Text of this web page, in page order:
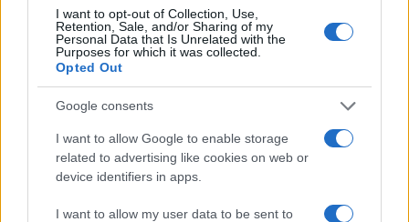
I want to opt-out of Collection, Use,
Retention, Sale, and/or Sharing of my
Personal Data that Is Unrelated with the
Purposes for which it was collected.
Opted Out
Google consents
I want to allow Google to enable storage
related to advertising like cookies on web or
device identifiers in apps.
I want to allow my user data to be sent to
Αν τα χάσατε